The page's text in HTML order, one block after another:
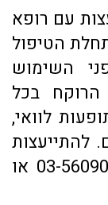
עם רופא
הטיפול
השימוש
בכל
לוואי,
להתייעצות
עם רוקח פנה למספר טלפון 03-5609088 או